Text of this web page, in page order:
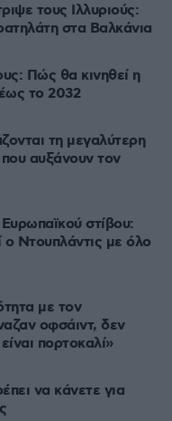
τους Ιλλυριούς:
στα Βαλκάνια
Πώς θα κινηθεί η
το 2032
τη μεγαλύτερη
αυξάνουν τον
στίβου:
Ντουπλάντις με όλο
με τον
οφσάιντ, δεν
πορτοκαλί»
να κάνετε για